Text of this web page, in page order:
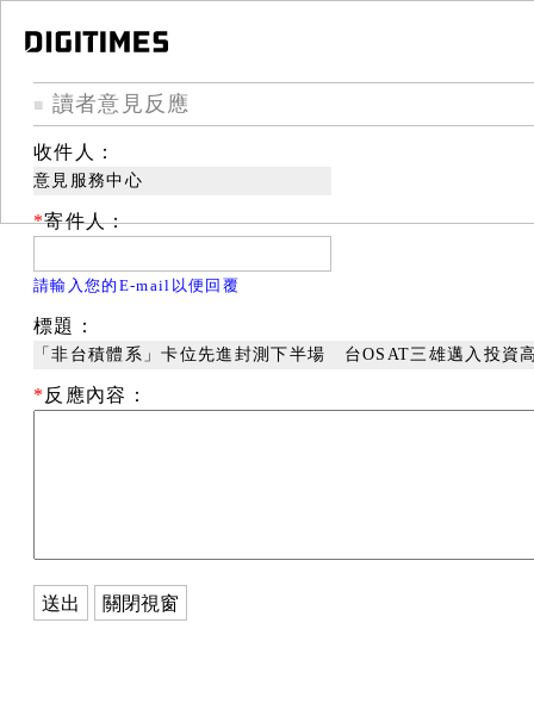
■ 讀者意見反應
收件人：
意見服務中心
*寄件人：
請輸入您的E-mail以便回覆
標題：
「非台積體系」卡位先進封測下半場 台OSAT三雄邁入投資
* 反應內容：